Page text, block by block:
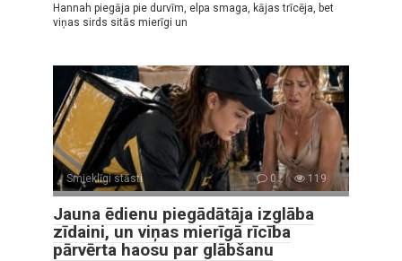
Hannah piegāja pie durvīm, elpa smaga, kājas trīcēja, bet
viņas sirds sitās mierīgi un
Smieklīgi stāsti 0 119
Jauna ēdienu piegādātāja izglāba
zīdaini, un viņas mierīgā rīcība
pārvērta haosu par glābšanu